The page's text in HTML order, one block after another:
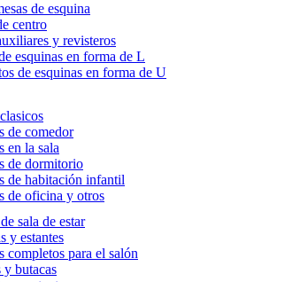
de esquina
centro
y revisteros
esquinas en forma de L
de esquinas en forma de U
de comedor
en la sala
de dormitorio
de habitación infantil
de oficina y otros
sala de estar
y estantes
completos para el salón
y butacas